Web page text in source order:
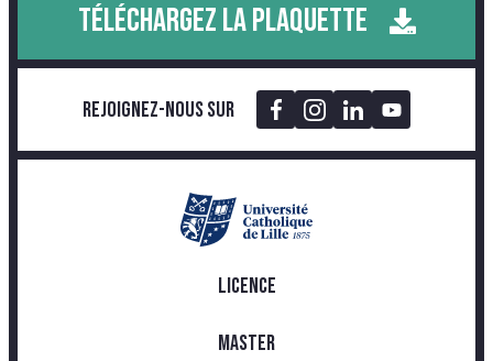
TÉLÉCHARGEZ LA PLAQUETTE
Rejoignez-nous sur
LICENCE
MASTER